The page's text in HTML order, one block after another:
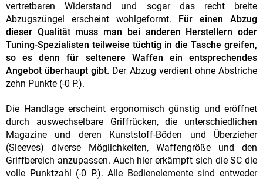
vertretbaren Widerstand und sogar das recht breite
Abzugszüngel erscheint wohlgeformt. Für einen Abzug
dieser Qualität muss man bei anderen Herstellern oder
Tuning-Spezialisten teilweise tüchtig in die Tasche greifen,
so es denn für seltenere Waffen ein entsprechendes
Angebot überhaupt gibt. Der Abzug verdient ohne Abstriche
zehn Punkte (-0 P.).
Die Handlage erscheint ergonomisch günstig und eröffnet
durch auswechselbare Griffrücken, die unterschiedlichen
Magazine und deren Kunststoff-Böden und Überzieher
(Sleeves) diverse Möglichkeiten, Waffengröße und den
Griffbereich anzupassen. Auch hier erkämpft sich die SC die
volle Punktzahl (-0 P.). Alle Bedienelemente sind entweder